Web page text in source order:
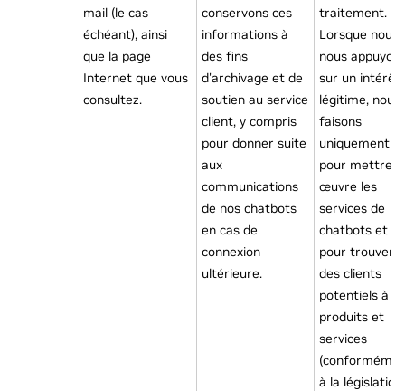
mail (le cas
échéant), ainsi
que la page
Internet que vous
consultez.
conservons ces
informations à
des fins
d'archivage et de
soutien au service
client, y compris
pour donner suite
aux
communications
de nos chatbots
en cas de
connexion
ultérieure.
traitement.
Lorsque nous
nous
sur un intérêt
légitime, nous
faisons
uniquement
pour mettre
œuvre les
services de
chatbots et
pour trouver
des clients
potentiels à
produits et
services
à la législation